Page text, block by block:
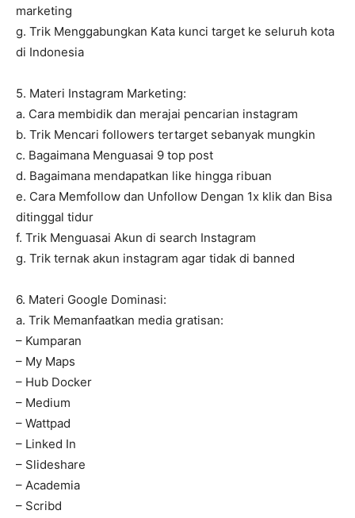
marketing
g. Trik Menggabungkan Kata kunci target ke seluruh kota
di Indonesia
5. Materi Instagram Marketing:
a. Cara membidik dan merajai pencarian instagram
b. Trik Mencari followers tertarget sebanyak mungkin
c. Bagaimana Menguasai 9 top post
d. Bagaimana mendapatkan like hingga ribuan
e. Cara Memfollow dan Unfollow Dengan 1x klik dan Bisa
ditinggal tidur
f. Trik Menguasai Akun di search Instagram
g. Trik ternak akun instagram agar tidak di banned
6. Materi Google Dominasi:
a. Trik Memanfaatkan media gratisan:
– Kumparan
– My Maps
– Hub Docker
– Medium
– Wattpad
– Linked In
– Slideshare
– Academia
– Scribd